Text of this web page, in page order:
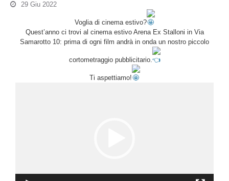
29 Giu 2022
Voglia di cinema estivo?
Quest’anno ci trovi al cinema estivo Arena Ex Stalloni in Via
Samarotto 10: prima di ogni film andrà in onda un nostro piccolo
cortometraggio pubblicitario.
Ti aspettiamo!